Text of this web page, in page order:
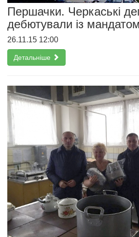
Першачки. Черкаські
дебютували із мандатом
26.11.15 12:00
Детальніше